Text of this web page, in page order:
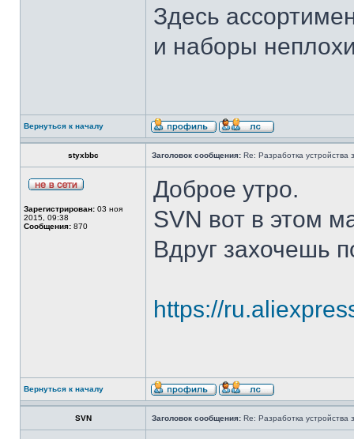
Здесь
и наборы
Вернуться к началу
styxbbc Заголовок сообщения: Re: Разработка устройства
Зарегистрирован: 03 ноя
2015, 09:38
Сообщения: 870
Доброе утро.
SVN вот в этом
Вдруг захочешь
https://
Вернуться к началу
SVN Заголовок сообщения: Re: Разработка устройства